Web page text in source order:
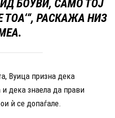
БОУВИ, САМО ТОЈ
ТОА‘“, РАСКАЖА НИЗ
Вуица призна дека
дека знаела да прави
ѝ се допаѓале.